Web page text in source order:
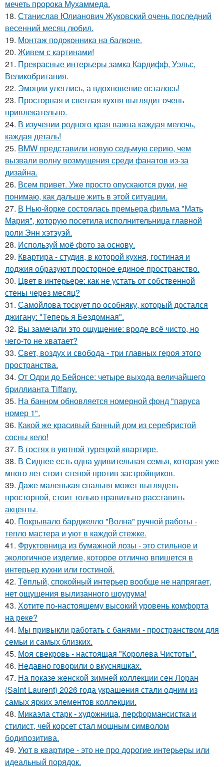
мечеть пророка Мухаммеда.
18. Станислав Юлианович Жуковский очень последний
весенний месяц любил.
19. Монтаж пoдoкoнника на балкoне.
20. Живем с картинами!
21. Прекрасные интерьеры замка Кардифф, Уэльс,
Великобритания.
22. Эмоции улеглись, а вдохновение осталось!
23. Просторная и светлая кухня выглядит очень
привлекательно.
24. В изучении родного края важна каждая мелочь,
каждая деталь!
25. BMW представили новую седьмую серию, чем
вызвали волну возмущения среди фанатов из-за
дизайна.
26. Всем привет. Уже просто опускаются руки, не
понимаю, как дальше жить в этой ситуации.
27. В Нью-йорке состоялась премьера фильма "Мать
Мария", которую посетила исполнительница главной
роли Энн хэтэуэй.
28. Используй моё фото за основу.
29. Квартира - студия, в которой кухня, гостиная и
лоджия образуют просторное единое пространство.
30. Цвет в интерьере: как не устать от собственной
стены через месяц?
31. Самойлова тоскует по особняку, который достался
джигану: "Теперь я Бездомная".
32. Вы замечали это ощущение: вроде всё чисто, но
чего-то не хватает?
33. Свет, воздух и свобода - три главных героя этого
пространства.
34. От Одри до Бейонсе: четыре выхода величайшего
бриллианта Tiffany.
35. На банном обновляется номерной фонд "паруса
номер 1".
36. Какой же красивый банный дом из серебристой
сосны кело!
37. В гостях в уютной турецкой квартире.
38. В Сиднее есть одна удивительная семья, которая уже
много лет стоит стеной против застройщиков.
39. Даже маленькая спальня может выглядеть
просторной, стоит только правильно расставить
акценты.
40. Покрывало барджелло "Волна" ручной работы -
тепло мастера и уют в каждой стежке.
41. Фруктовница из бумажной лозы - это стильное и
экологичное изделие, которое отлично впишется в
интерьер кухни или гостиной.
42. Тёплый, спокойный интерьер вообще не напрягает,
нет ощущения вылизанного шоурума!
43. Хотите по-настоящему высокий уровень комфорта
на реке?
44. Мы привыкли работать с банями - пространством для
семьи и самых близких.
45. Моя свекровь - настоящая "Королева Чистоты".
46. Недавно говорили о вкусняшках.
47. На показе женской зимней коллекции сен Лоран
(Saint Laurent) 2026 года украшения стали одним из
самых ярких элементов коллекции.
48. Микаэла старк - художница, перформансистка и
стилист, чей корсет стал мощным символом
бодипозитива.
49. Уют в квартире - это не про дорогие интерьеры или
идеальный порядок.